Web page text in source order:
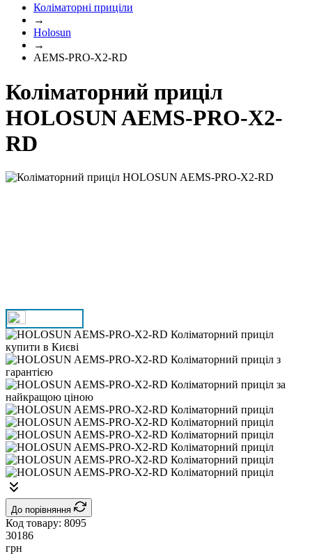
Коліматорні приціли
→
Holosun
→
AEMS-PRO-X2-RD
Коліматорний приціл
HOLOSUN AEMS-PRO-X2-
RD
До порівняння
Код товару: 8095
30186
грн